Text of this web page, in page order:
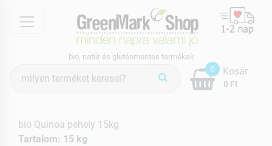
menu
bio, natúr és gluténmentes termékek
keresés
0
0 Ft
Kosár
bio Quinoa pehely 15kg
Tartalom: 15 kg